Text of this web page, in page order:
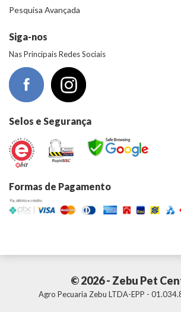
Pesquisa Avançada
Siga-nos
Nas Principais Redes Sociais
Selos e Segurança
Formas de Pagamento
© 2026 - Zebu Pet
Agro Pecuaria Zebu LTDA-EPP -